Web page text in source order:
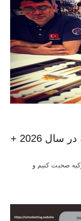
شرایط ورود به کازینو های ترکیه در سال 2026 +
صحبت کنیم و